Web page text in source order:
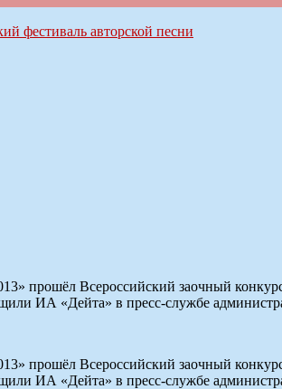
прошёл Всероссийский заочный
ИА «Дейта» в пресс-службе
прошёл Всероссийский заочный
ИА «Дейта» в пресс-службе